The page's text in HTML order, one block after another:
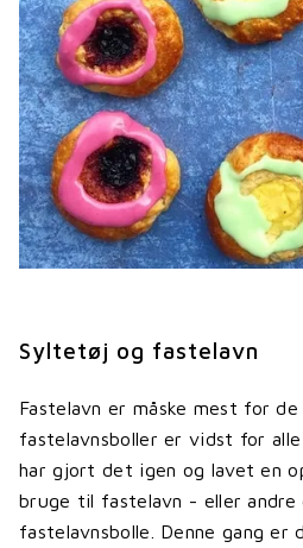
Syltetøj og fastelavn
Fastelavn er måske mest for
fastelavnsboller er vidst for
har gjort det igen og lavet en
bruge til fastelavn - eller andre
fastelavnsbolle. Denne gang